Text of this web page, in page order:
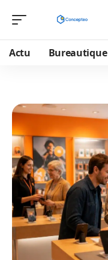
Actu Bureautique